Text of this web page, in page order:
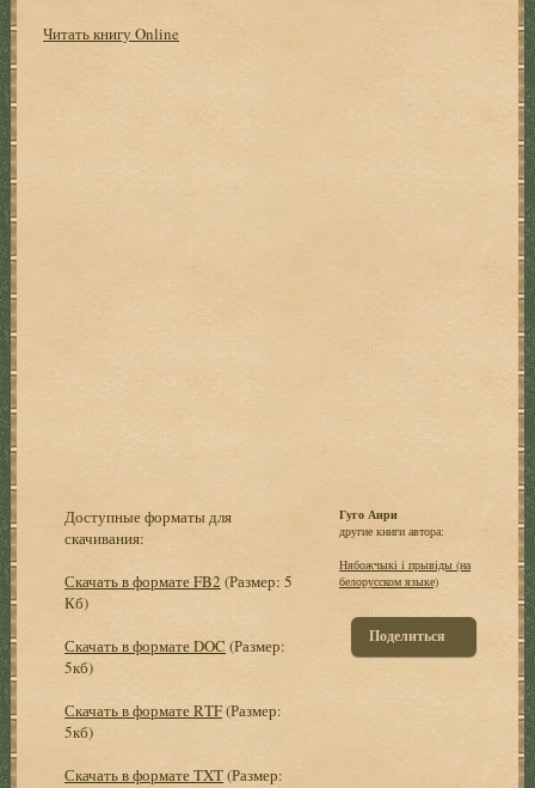
Читать книгу Online
Доступные форматы для
скачивания:
Скачать в формате FB2 (Размер: 5
Кб)
Скачать в формате DOC (Размер:
5кб)
Скачать в формате RTF(Размер:
5кб)
Скачать в формате TXT(Размер:
Гуго Анри
другие книги автора:
Нябожчыкi i прывiды (на
белорусском языке)
Поделиться